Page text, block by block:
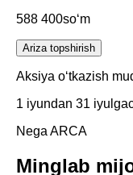
588 400soʻm
Ariza topshirish
Aksiya oʻtkazish
1 iyundan 31
Nega ARCA
Minglab